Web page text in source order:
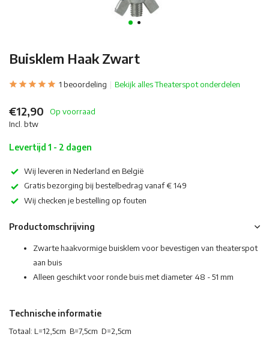
Buisklem Haak Zwart
1 beoordeling Bekijk alles Theaterspot onderdelen
€12,90
Op voorraad
Incl. btw
Levertijd 1 - 2 dagen
Wij leveren in Nederland en België
Gratis bezorging bij bestelbedrag vanaf € 149
Wij checken je bestelling op fouten
Productomschrijving
Zwarte haakvormige buisklem voor bevestigen van theaterspot
aan buis
Alleen geschikt voor ronde buis met diameter 48 - 51 mm
Technische informatie
Totaal: L=12,5cm B=7,5cm D=2,5cm